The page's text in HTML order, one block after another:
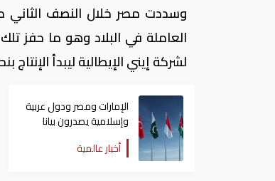
العاملة في البلاد وهو ما حفز
لشركة إيني الإيطالية ليبدأ الإنتاج
الإمارات ومصر ودول عربية
وإسلامية يصدرون بيانا
مشتركا بشأن الانتهاكات
الإسرائيلية في غزة
أخبار عالمية